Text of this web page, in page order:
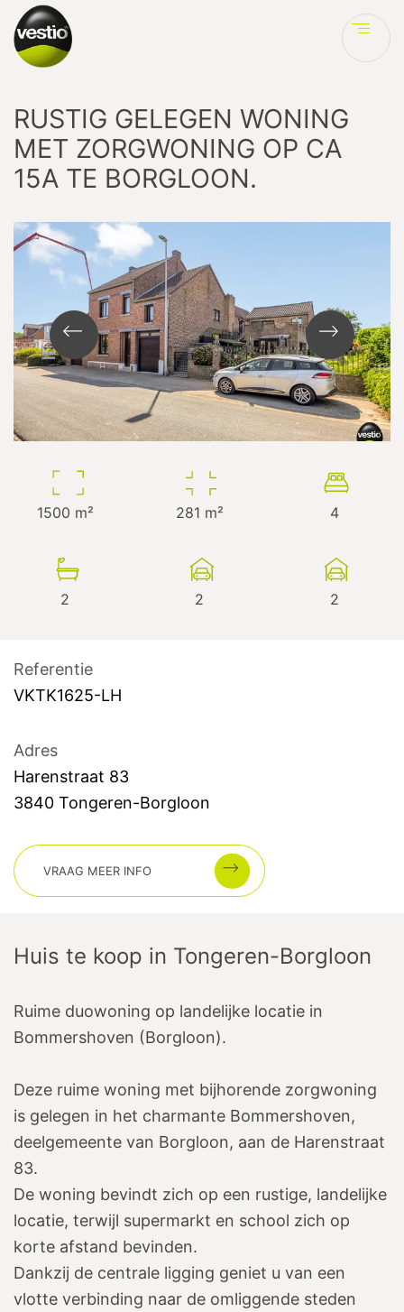
RUSTIG GELEGEN WONING
MET ZORGWONING OP CA
15A TE BORGLOON.
1500 m² 281 m² 4
2 2 2
Referentie
VKTK1625-LH
Adres
Harenstraat 83
3840 Tongeren-Borgloon
VRAAG MEER INFO
Huis te koop in Tongeren-Borgloon
Ruime duowoning op landelijke locatie in
Bommershoven (Borgloon).
Deze ruime woning met bijhorende zorgwoning
is gelegen in het charmante Bommershoven,
deelgemeente van Borgloon, aan de Harenstraat
83.
De woning bevindt zich op een rustige, landelijke
locatie, terwijl supermarkt en school zich op
korte afstand bevinden.
Dankzij de centrale ligging geniet u van een
vlotte verbinding naar de omliggende steden